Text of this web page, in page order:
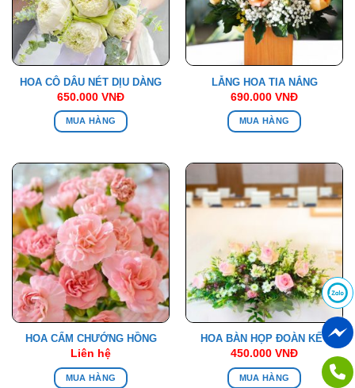
HOA CÔ DÂU NÉT DỊU DÀNG
650.000 VNĐ
MUA HÀNG
LẴNG HOA TIA NẮNG
690.000 VNĐ
MUA HÀNG
HOA CẨM CHƯỚNG HỒNG
Liên hệ
MUA HÀNG
HOA BÀN HỌP ĐOÀN KẾT
450.000 VNĐ
MUA HÀNG